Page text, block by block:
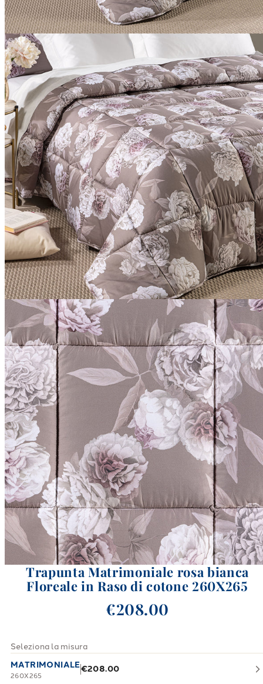
Trapunta Matrimoniale rosa bianca
Floreale in Raso di cotone 260X265
€208.00
Seleziona la misura
MATRIMONIALE
260X265
€208.00